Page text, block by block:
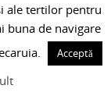
Mercedeza
ale tertilor pentru
buna de navigare
Acceptă